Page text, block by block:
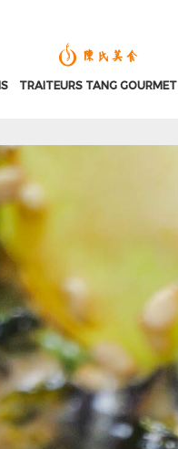
TRAITEURS TANG GOURMET